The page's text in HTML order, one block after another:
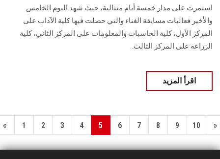
استمرت على مدار خمسة أيام متتالية، حيث شهد اليوم الخامس
والأخير فعاليات مسابقة الغناء والتي حصلت فيها كلية الآداب على
المركز الأول، كلية الحاسبات والمعلومات على المركز الثاني، كلية
الزراعة على المركز الثالث.
اقرأ المزيد
« 1 2 3 4 5 6 7 8 9 10 »